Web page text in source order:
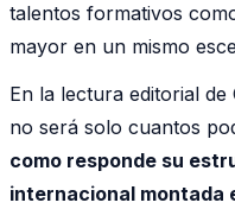
talentos formativos
mayor en un mismo
En la lectura editorial
no será solo cuantos
como responde su
internacional montada